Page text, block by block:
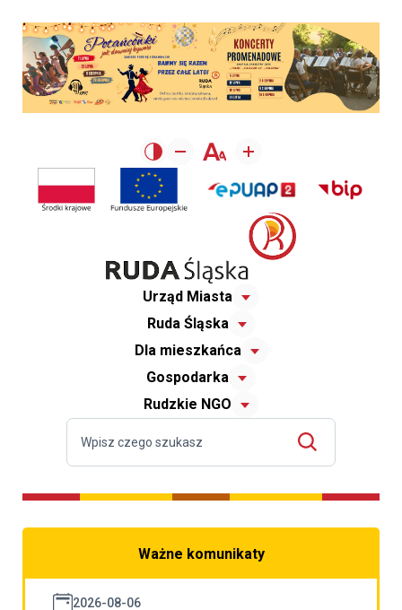
Urząd Miasta
Ruda Śląska
Dla mieszkańca
Gospodarka
Rudzkie NGO
Ważne komunikaty
2026-08-06